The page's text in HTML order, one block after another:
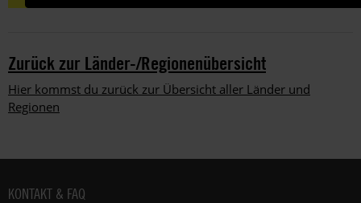
Zurück zur Länder-/Regionenübersicht
Hier kommst du zurück zur Übersicht aller Länder und
Regionen
Fußbereich
KONTAKT & FAQ